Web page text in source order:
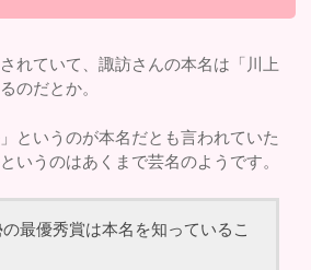
れていて、諏訪さんの本名は「川上
のだとか。
というのが本名だとも言われていた
いうのはあくまで芸名のようです。
最優秀賞は本名を知っているこ